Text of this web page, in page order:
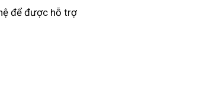
để được hỗ trợ